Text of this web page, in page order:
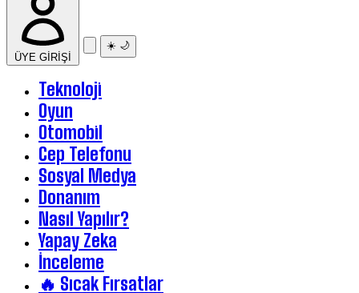
ÜYE GİRİŞİ
☀️ 🌙
Teknoloji
Oyun
Otomobil
Cep Telefonu
Sosyal Medya
Donanım
Nasıl Yapılır?
Yapay Zeka
İnceleme
🔥 Sıcak Fırsatlar